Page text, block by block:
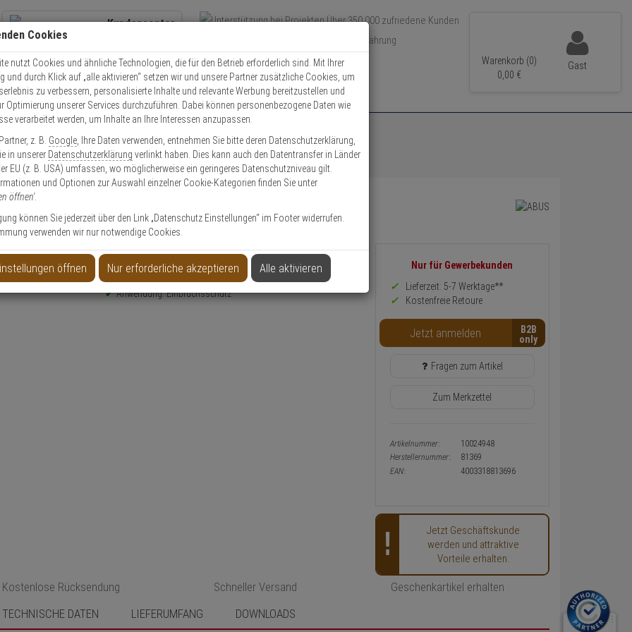
Kundencenter
Kontaktservice nutzen
Mo. - Do.: 8:00 - 16:30 Fr. 8:00 - 14:00 Uhr
Über 350.000 zufriedene Kunden
Über 15 Jahre Erfahrung
Schneller Versand
Warenkorb (0)
0, 00 €
Gast
Abus MH217 Montagehilfe für FPR217
Produktinformationen
Zubehörartikel, Montagehilfe - Modell: FPR217
Einsatzbereich: Fenster
Anwendung: Einbruchsschutz
Informationen
Preis,
Verfügbakeit
Warenkorb-
oder
Konfigurieren-
Nur für Gewerbekunden
Lieferzeit: 5-7 Werktage**
Kostenfreie Retoure
Jetzt anmelden B2B
Fragen zum Artikel
Zum Merkzettel
Artikelnummer:
10024948
Herstellernummer:
81369
EAN:
4003318813696
Jetzt Geschäftskunde
werden und attraktive
Vorteile erhalten.
Kostenlose Rücksendung Schneller Versand
Geschenkartikel erhalten
TECHNISCHE DATEN LIEFERUMFANG DOWNLOADS
Cookies
nutzt Cookies und ähnliche Technologien, die für den Betrieb erforderlich sind. Mit Ihrer
und durch Klick auf „alle aktivieren“ setzen wir und unsere Partner zusätzliche Cookies, um
zu verbessern, personalisierte Inhalte und relevante Werbung bereitzustellen und
Optimierung unserer Services durchzuführen. Dabei können personenbezogene Daten wie
verarbeitet werden, um Inhalte an Ihre Interessen anzupassen.
z. B. Google , Ihre Daten verwenden, entnehmen Sie bitte deren Datenschutzerklärung,
in unserer Datenschutzerklärung verlinkt haben. Dies kann auch den Datentransfer in Länder
EU (z. B. USA) umfassen, wo möglicherweise ein geringeres Datenschutzniveau gilt.
und Optionen zur Auswahl einzelner Cookie-Kategorien finden Sie unter
öffnen'.
können Sie jederzeit über den Link „Datenschutz Einstellungen“ im Footer widerrufen.
verwenden wir nur notwendige Cookies.
öffnen Nur erforderliche akzeptieren Alle aktivieren